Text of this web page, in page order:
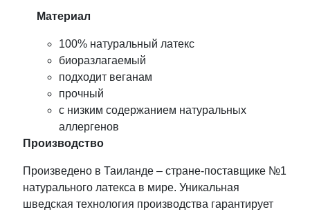
Материал
100% натуральный латекс
биоразлагаемый
подходит веганам
прочный
с низким содержанием натуральных
аллергенов
Производство
Произведено в Таиланде – стране-поставщике №1
натурального латекса в мире. Уникальная
шведская технология производства гарантирует